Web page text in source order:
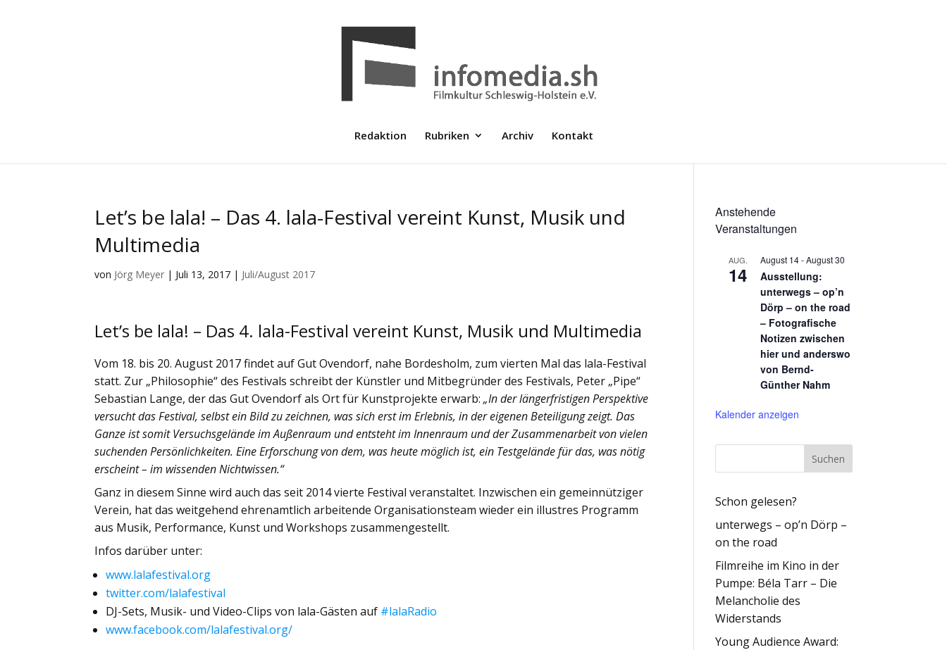
Redaktion Rubriken Archiv Kontakt
Let’s be lala! – Das 4. lala-Festival vereint Kunst, Musik und
Multimedia
von Jörg Meyer | Juli 13, 2017 | Juli/August 2017
Let’s be lala! – Das 4. lala-Festival vereint Kunst, Musik und Multimedia
Vom 18. bis 20. August 2017 findet auf Gut Ovendorf, nahe Bordesholm, zum vierten Mal das lala-Festival
statt. Zur „Philosophie“ des Festivals schreibt der Künstler und Mitbegründer des Festivals, Peter „Pipe“
Sebastian Lange, der das Gut Ovendorf als Ort für Kunstprojekte erwarb:„In der längerfristigen Perspektive
versucht das Festival, selbst ein Bild zu zeichnen, was sich erst im Erlebnis, in der eigenen Beteiligung zeigt. Das
Ganze ist somit Versuchsgelände im Außenraum und entsteht im Innenraum und der Zusammenarbeit von vielen
suchenden Persönlichkeiten. Eine Erforschung von dem, was heute möglich ist, ein Testgelände für das, was nötig
erscheint – im wissenden Nichtwissen.“
Ganz in diesem Sinne wird auch das seit 2014 vierte Festival veranstaltet. Inzwischen ein gemeinnütziger
Verein, hat das weitgehend ehrenamtlich arbeitende Organisationsteam wieder ein illustres Programm
aus Musik, Performance, Kunst und Workshops zusammengestellt.
Infos darüber unter:
www.lalafestival.org
twitter.com/lalafestival
DJ-Sets, Musik- und Video-Clips von lala-Gästen auf #lalaRadio
www.facebook.com/lalafestival.org/
Anstehende
Veranstaltungen
AUG.
14
August 14-August 30
Ausstellung:
unterwegs – op’n
Dörp – on the road
– Fotografische
Notizen zwischen
hier und anderswo
von Bernd-
Günther Nahm
Kalender anzeigen
Schon gelesen?
unterwegs – op’n Dörp –
on the road
Filmreihe im Kino in der
Pumpe: Béla Tarr – Die
Melancholie des
Widerstands
Young Audience Award: